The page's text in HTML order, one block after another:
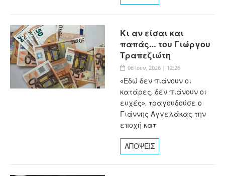
Κι αν είσαι και
παπάς… του Γιώργου
Τραπεζιώτη
06 Ιουν, 2026 | 12:26
«Εδώ δεν πιάνουν οι
κατάρες, δεν πιάνουν οι
ευχές», τραγουδούσε ο
Γιάννης Αγγελάκας την
εποχή κατ
ΑΠΟΨΕΙΣ